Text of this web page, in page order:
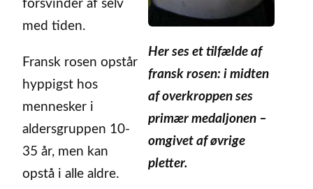
forsvinder af selv
med tiden.
Fransk rosen opstår
hyppigst hos
mennesker i
aldersgruppen 10-
35 år, men kan
opstå i alle aldre.
Her ses et tilfælde af
fransk rosen: i midten
af overkroppen ses
primær medaljonen –
omgivet af øvrige
pletter.